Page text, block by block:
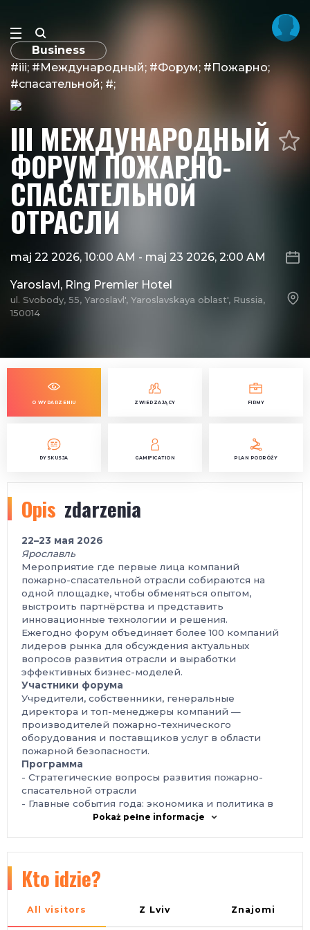
Business
#iii; #Международный; #Форум; #Пожарно;
#спасательной; #;
III МЕЖДУНАРОДНЫЙ
ФОРУМ ПОЖАРНО-
СПАСАТЕЛЬНОЙ
ОТРАСЛИ
maj 22 2026, 10:00 AM - maj 23 2026, 2:00 AM
Yaroslavl, Ring Premier Hotel
ul. Svobody, 55, Yaroslavl', Yaroslavskaya oblast', Russia,
150014
O WYDARZENIU ZWIEDZAJĄCY FIRMY
DYSKUSJA GAMIFICATION PLAN PODRÓŻY
Opis zdarzenia
22–23 мая 2026
Ярославль
Мероприятие где первые лица компаний
пожарно-спасательной отрасли собираются на
одной площадке, чтобы обменяться опытом,
выстроить партнёрства и представить
инновационные технологии и решения.
Ежегодно форум объединяет более 100 компаний
лидеров рынка для обсуждения актуальных
вопросов развития отрасли и выработки
эффективных бизнес-моделей.
Участники форума
Учредители, собственники, генеральные
директора и топ-менеджеры компаний —
производителей пожарно-технического
оборудования и поставщиков услуг в области
пожарной безопасности.
Программа
- Стратегические вопросы развития пожарно-
спасательной отрасли
- Главные события года: экономика и политика в
контексте безопасности
на развитие компании
- Нетворкинг с первыми лицами отрасли
банкет Ring Premier Hotel, Ярославль - в 5 минутах
Pokaż pełne informacje
Kto idzie?
All visitors Z Lviv Znajomi